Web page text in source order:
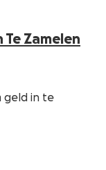
Te Zamelen
geld in te